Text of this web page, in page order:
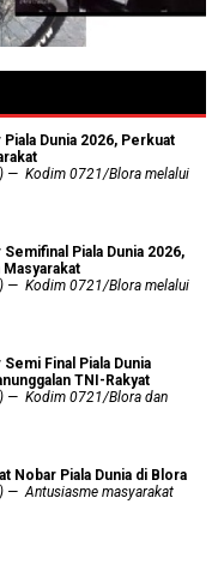
Dunia 2026, Perkuat
— Kodim 0721/Blora melalui
Piala Dunia 2026,
— Kodim 0721/Blora melalui
Final Piala Dunia
TNI-Rakyat
— Kodim 0721/Blora dan
Nobar Piala Dunia di Blora
— Antusiasme masyarakat